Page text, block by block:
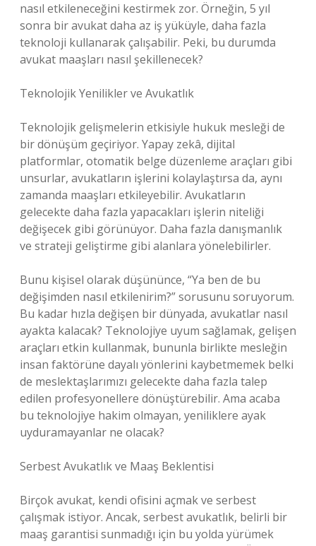
nasıl etkileneceğini kestirmek zor. Örneğin, 5 yıl
sonra bir avukat daha az iş yüküyle, daha fazla
teknoloji kullanarak çalışabilir. Peki, bu durumda
avukat maaşları nasıl şekillenecek?
Teknolojik Yenilikler ve Avukatlık
Teknolojik gelişmelerin etkisiyle hukuk mesleği de
bir dönüşüm geçiriyor. Yapay zekâ, dijital
platformlar, otomatik belge düzenleme araçları gibi
unsurlar, avukatların işlerini kolaylaştırsa da, aynı
zamanda maaşları etkileyebilir. Avukatların
gelecekte daha fazla yapacakları işlerin niteliği
değişecek gibi görünüyor. Daha fazla danışmanlık
ve strateji geliştirme gibi alanlara yönelebilirler.
Bunu kişisel olarak düşününce, “Ya ben de bu
değişimden nasıl etkilenirim?” sorusunu soruyorum.
Bu kadar hızla değişen bir dünyada, avukatlar nasıl
ayakta kalacak? Teknolojiye uyum sağlamak, gelişen
araçları etkin kullanmak, bununla birlikte mesleğin
insan faktörüne dayalı yönlerini kaybetmemek belki
de meslektaşlarımızı gelecekte daha fazla talep
edilen profesyonellere dönüştürebilir. Ama acaba
bu teknolojiye hakim olmayan, yeniliklere ayak
uyduramayanlar ne olacak?
Serbest Avukatlık ve Maaş Beklentisi
Birçok avukat, kendi ofisini açmak ve serbest
çalışmak istiyor. Ancak, serbest avukatlık, belirli bir
maaş garantisi sunmadığı için bu yolda yürümek